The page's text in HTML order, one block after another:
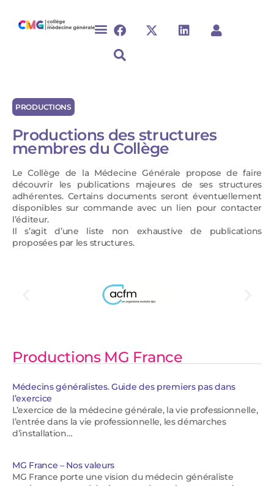
PRODUCTIONS
Productions des structures
membres du Collège
Le Collège de la Médecine Générale propose de faire
découvrir les publications majeures de ses structures
adhérentes. Certains documents seront éventuellement
disponibles sur commande avec un lien pour contacter
l’éditeur.
Il s’agit d’une liste non exhaustive de publications
proposées par les structures.
Productions MG France
Médecins généralistes. Guide des premiers pas dans
l’exercice
L’exercice de la médecine générale, la vie professionnelle,
l’entrée dans la vie professionnelle, les démarches
d’installation…
MG France – Nos valeurs
MG France porte une vision du médecin généraliste